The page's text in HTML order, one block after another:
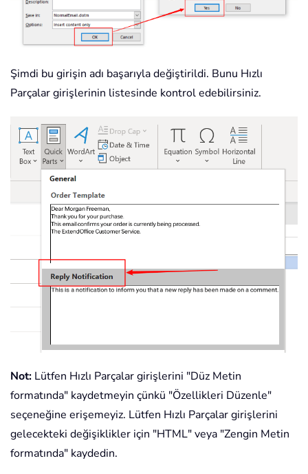
Şimdi bu girişin adı başarıyla değiştirildi. Bunu Hızlı
Parçalar girişlerinin listesinde kontrol edebilirsiniz.
Not: Lütfen Hızlı Parçalar girişlerini "Düz Metin
formatında" kaydetmeyin çünkü "Özellikleri Düzenle"
seçeneğine erişemeyiz. Lütfen Hızlı Parçalar girişlerini
gelecekteki değişiklikler için "HTML" veya "Zengin Metin
formatında" kaydedin.